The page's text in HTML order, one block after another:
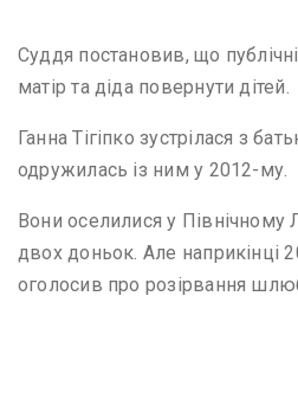
Суддя постановив, що
матір та діда повернути дітей.
Ганна Тігіпко зустрілася з
одружилась із ним у 2012-му.
Вони оселилися у Північному
двох доньок. Але наприкінці
оголосив про розірвання